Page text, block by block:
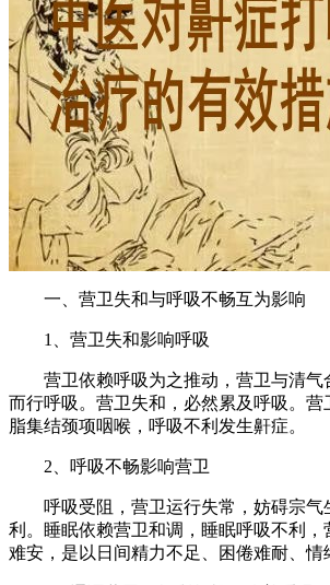
一、营卫失和与呼吸不畅互为影响
1、营卫失和影响呼吸
营卫依赖呼吸为之推动，营卫与清气
而行呼吸。营卫失和，必然累及呼吸。营
脂集结颈项咽喉，呼吸不利发生鼾症。
2、呼吸不畅影响营卫
呼吸受阻，营卫运行失常，妨碍宗气
利。睡眠依赖营卫和调，睡眠呼吸不利，
难安，是以日间精力不足、困倦难耐、情